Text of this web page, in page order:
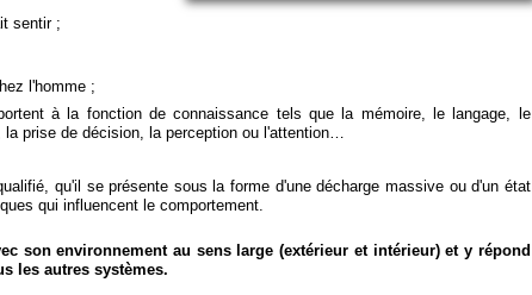
sentir ;
l'homme ;
à la fonction de connaissance tels que la mémoire, le langage, le
prise de décision, la perception ou l'attention…
qu'il se présente sous la forme d'une décharge massive ou d'un état
qui influencent le comportement.
son environnement au sens large (extérieur et intérieur) et y répond
les autres systèmes.